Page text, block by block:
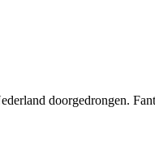
doorgedrongen.